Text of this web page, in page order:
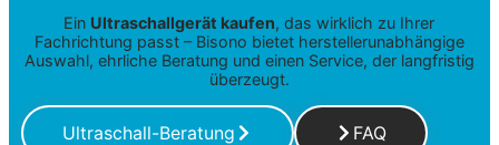
Ein Ultraschallgerät kaufen, das wirklich zu Ihrer
Fachrichtung passt – Bisono bietet herstellerunabhängige
Auswahl, ehrliche Beratung und einen Service, der langfristig
überzeugt.
Ultraschall-Beratung FAQ